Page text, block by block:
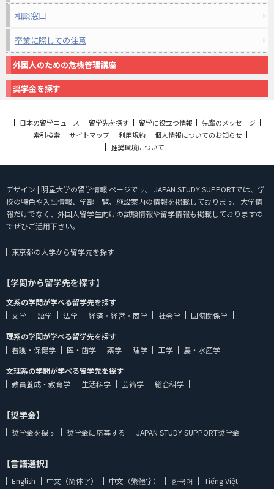
相談窓口
卒業に際しての注意
外国人のための危機管理講座
奨学金を探す
日本の留学ニュース 留学先を探す 留学に役立つ情報
先輩のメッセージ
索引検索
サイトマップ 利用規約
個人情報についてのお知らせ
推奨環境について
デザイン | 明星大学の留学情報 ページです。 JAPAN STUDY SUPPORTでは、学
校の特色や入試情報、学部一覧、施設案内の情報を掲載しております。大学情
報だけでなく、外国人留学生向けの試験情報や留学情報も掲載しておりますの
でぜひご活用下さい。
東京都の大学から留学先を探す
【学問から留学先を探す】
文系の学問が学べる留学先を探す
文学
語学 法学 経済・経営・商学 社会学
国際関係学
理系の学問が学べる留学先を探す
看護・保健学
医・歯学 薬学 理学 工学
農・水産学
文理系の学問が学べる留学先を探す
教員養成・教育学
生活科学 芸術学 総合科学
【奨学金】
奨学金を探す 奨学金に応募する JAPAN STUDY SUPPORT奨学金
【言語選択】
English 中文（简体字） 中文（繁體字） 한국어
Tiếng Việt